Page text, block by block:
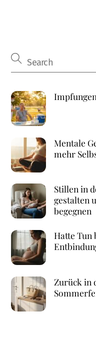
Mentale
mehr
Stillen in
gestalten
begegnen
Hatte Tun
Zurück in